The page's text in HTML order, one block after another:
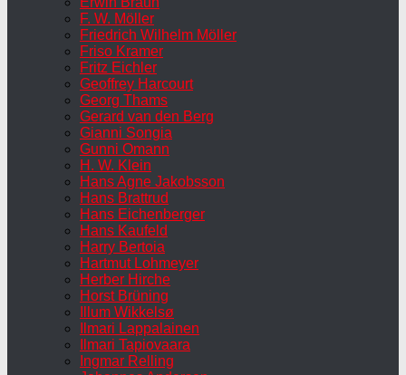
F. W. Möller
Friedrich Wilhelm Möller
Friso Kramer
Fritz Eichler
Geoffrey Harcourt
Georg Thams
Gerard van den Berg
Gianni Songia
Gunni Omann
H. W. Klein
Hans Agne Jakobsson
Hans Brattrud
Hans Eichenberger
Hans Kaufeld
Harry Bertoia
Hartmut Lohmeyer
Herber Hirche
Horst Brüning
Illum Wikkelsø
Ilmari Lappalainen
Ilmari Tapiovaara
Ingmar Relling